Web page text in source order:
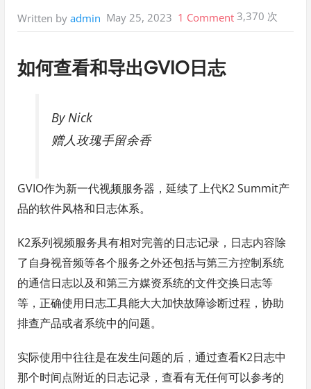
Written by admin May 25, 2023 1 Commenton
日
3,370 次
如何查看和导出GVIO日志
By Nick
赠人玫瑰手留余香
GVIO作为新一代视频服务器，延续了上代K2 Summit产
品的软件风格和日志体系。
K2系列视频服务具有相对完善的日志记录，日志内容除
了自身视音频等各个服务之外还包括与第三方控制系统
的通信日志以及和第三方媒资系统的文件交换日志等
等，正确使用日志工具能大大加快故障诊断过程，协助
排查产品或者系统中的问题。
实际使用中往往是在发生问题的后，通过查看K2日志中
那个时间点附近的日志记录，查看有无任何可以参考的